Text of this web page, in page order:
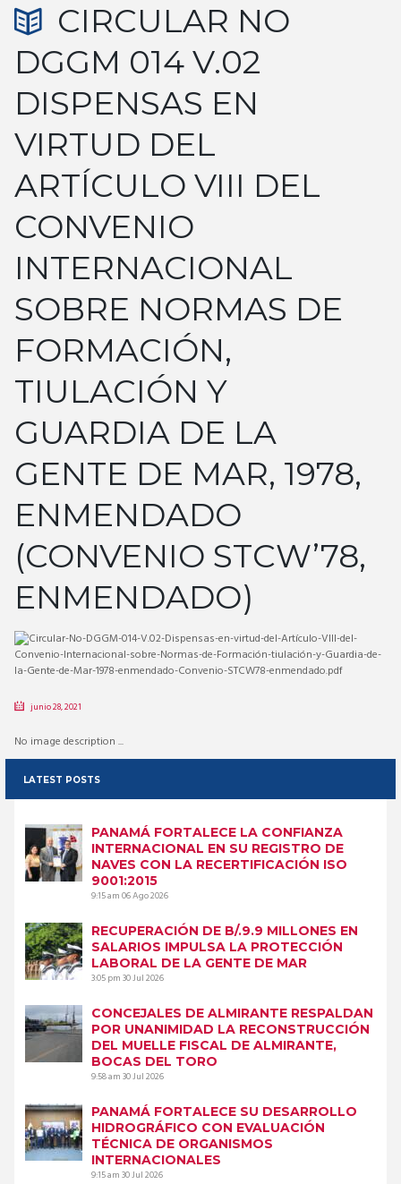
CIRCULAR NO
DGGM 014 V.02
DISPENSAS EN
VIRTUD DEL
ARTÍCULO VIII DEL
CONVENIO
INTERNACIONAL
SOBRE NORMAS DE
FORMACIÓN,
TIULACIÓN Y
GUARDIA DE LA
GENTE DE MAR, 1978,
ENMENDADO
(CONVENIO STCW’78,
ENMENDADO)
junio 28, 2021
No image description ...
LATEST POSTS
PANAMÁ FORTALECE LA CONFIANZA
INTERNACIONAL EN SU REGISTRO DE
NAVES CON LA RECERTIFICACIÓN ISO
9001:2015
9:15 am06 Ago 2026
RECUPERACIÓN DE B/.9.9 MILLONES EN
SALARIOS IMPULSA LA PROTECCIÓN
LABORAL DE LA GENTE DE MAR
3:05 pm30 Jul 2026
CONCEJALES DE ALMIRANTE RESPALDAN
POR UNANIMIDAD LA RECONSTRUCCIÓN
DEL MUELLE FISCAL DE ALMIRANTE,
BOCAS DEL TORO
9:58 am30 Jul 2026
PANAMÁ FORTALECE SU DESARROLLO
HIDROGRÁFICO CON EVALUACIÓN
TÉCNICA DE ORGANISMOS
INTERNACIONALES
9:15 am30 Jul 2026